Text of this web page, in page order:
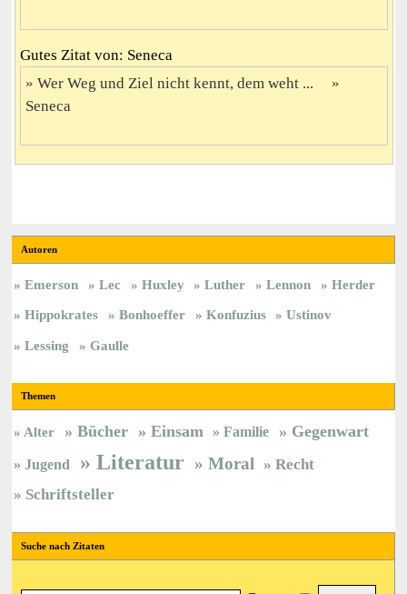
Gutes Zitat von: Seneca
Wer Weg und Ziel nicht kennt, dem weht ...
Seneca
Autoren
Emerson Lec Huxley Luther Lennon
Herder
Hippokrates
Bonhoeffer Konfuzius
Ustinov
Lessing
Gaulle
Themen
Alter Bücher Einsam Familie Gegenwart
Jugend Literatur Moral
Recht
Schriftsteller
Suche nach Zitaten